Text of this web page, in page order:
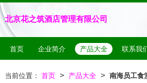
北京花之筑酒店管理有限公司
首页 企业简介 产品大全 联系我
当前位置： 首页 > 产品大全 > 南海员工食